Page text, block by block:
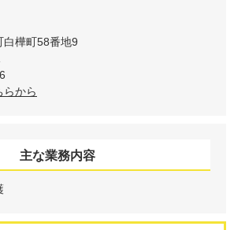
白樺町58番地9
らから
主な業務内容